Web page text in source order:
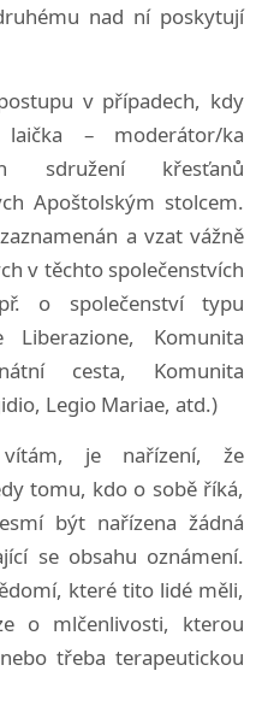
nad ní poskytují
v případech, kdy
– moderátor/ka
sdružení křesťanů
Apoštolským stolcem.
a vzat vážně
v těchto společenstvích
o společenství typu
Liberazione, Komunita
cesta, Komunita
Legio Mariae, atd.)
je nařízení, že
tomu, kdo o sobě říká,
být nařízena žádná
se obsahu oznámení.
které tito lidé měli,
o mlčenlivosti, kterou
třeba terapeutickou